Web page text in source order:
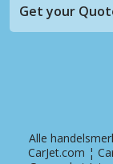
Get your
Alle
CarJet.com ¦